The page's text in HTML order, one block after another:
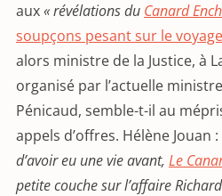
aux« révélations du Canard
soupçons pesant sur le
alors ministre de la Justice, à
organisé par l’actuelle
Pénicaud, semble-t-il au
appels d’offres. Hélène Jouan :
d’avoir eu une vie avant, Le
petite couche sur l’affaire